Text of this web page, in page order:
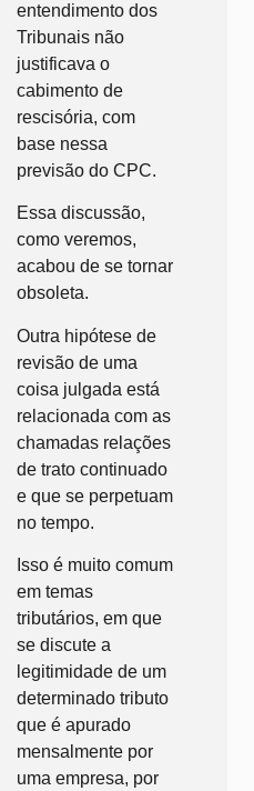
entendimento dos
Tribunais não
justificava o
cabimento de
rescisória, com
base nessa
previsão do CPC.
Essa discussão,
como veremos,
acabou de se tornar
obsoleta.
Outra hipótese de
revisão de uma
coisa julgada está
relacionada com as
chamadas relações
de trato continuado
e que se perpetuam
no tempo.
Isso é muito comum
em temas
tributários, em que
se discute a
legitimidade de um
determinado tributo
que é apurado
mensalmente por
uma empresa, por